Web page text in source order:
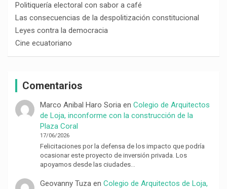
Politiquería electoral con sabor a café
Las consecuencias de la despolitización constitucional
Leyes contra la democracia
Cine ecuatoriano
Comentarios
Marco Anibal Haro Soriaen Colegio de Arquitectos
de Loja, inconforme con la construcción de la
Plaza Coral
17/06/2026
Felicitaciones por la defensa de los impacto que podría
ocasionar este proyecto de inversión privada. Los
apoyamos desde las ciudades…
Geovanny Tuzaen Colegio de Arquitectos de Loja,